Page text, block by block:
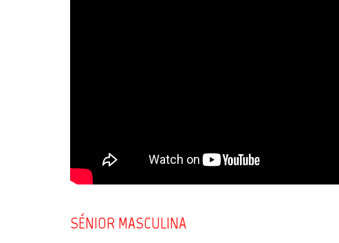
SÉNIOR MASCULINA